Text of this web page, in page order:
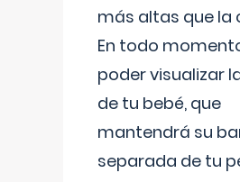
más altas que la
En todo
poder visualizar
de tu bebé, que
mantendrá su
separada de tu